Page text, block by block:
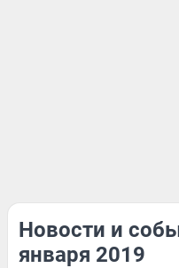
Новости и
января 2019